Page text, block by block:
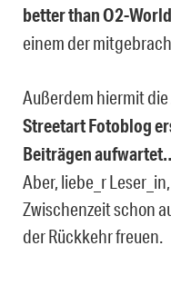
better than O2-World
einem der
Außerdem hiermit
Streetart Fotoblog
Beiträgen
Aber, liebe_r
Zwischenzeit schon
der Rückkehr freuen.